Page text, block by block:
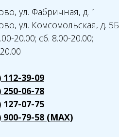
ул. Фабричная, д. 1
ул. Комсомольская, д. 5Б
20.00; сб. 8.00-20.00;
112-39-09
250-06-78
127-07-75
900-79-58 (MAX)